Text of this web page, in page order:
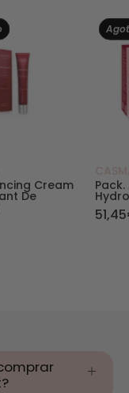
Antioxidant de
Nutri Balancing
Cream
De